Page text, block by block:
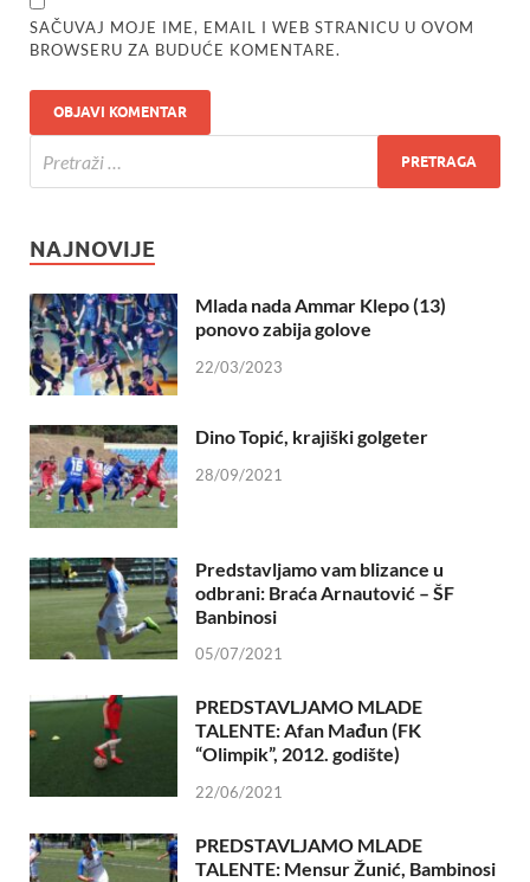
SAČUVAJ MOJE IME, EMAIL I WEB STRANICU U OVOM
BROWSERU ZA BUDUĆE KOMENTARE.
NAJNOVIJE
Mlada nada Ammar Klepo (13)
ponovo zabija golove
22/03/2023
Dino Topić, krajiški golgeter
28/09/2021
Predstavljamo vam blizance u
odbrani: Braća Arnautović – ŠF
Banbinosi
05/07/2021
PREDSTAVLJAMO MLADE
TALENTE: Afan Mađun (FK
“Olimpik”, 2012. godište)
22/06/2021
PREDSTAVLJAMO MLADE
TALENTE: Mensur Žunić, Bambinosi